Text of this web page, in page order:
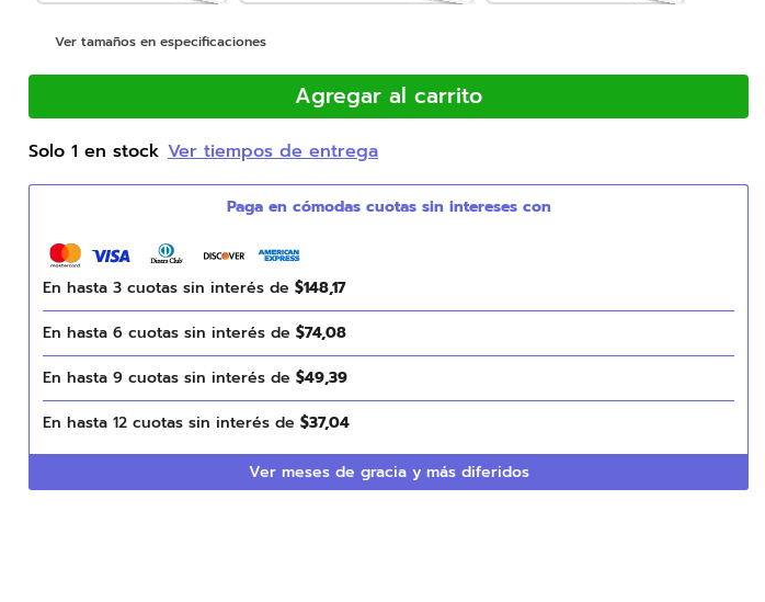
Ver tamaños en especificaciones
Agregar al carrito
Solo 1 en stock Ver tiempos de entrega
En hasta 3 cuotas sin interés de $148,17
En hasta 6 cuotas sin interés de $74,08
En hasta 9 cuotas sin interés de $49,39
En hasta 12 cuotas sin interés de $37,04
Ver meses de gracia y más diferidos